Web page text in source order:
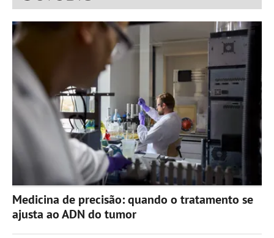
Medicina de precisão: quando o tratamento se
ajusta ao ADN do tumor